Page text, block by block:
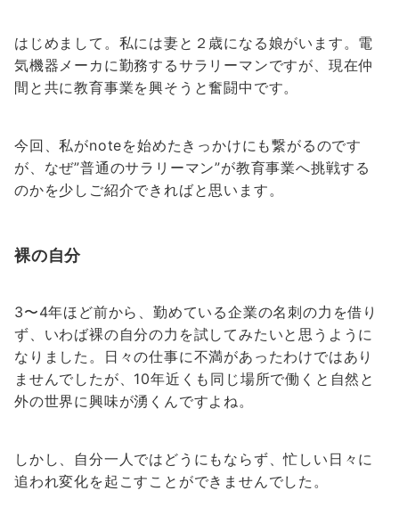
はじめまして。私には妻と２歳になる娘がいます。電
気機器メーカに勤務するサラリーマンですが、現在仲
間と共に教育事業を興そうと奮闘中です。
今回、私がnoteを始めたきっかけにも繋がるのです
が、なぜ”普通のサラリーマン”が教育事業へ挑戦する
のかを少しご紹介できればと思います。
裸の自分
3〜4年ほど前から、勤めている企業の名刺の力を借り
ず、いわば裸の自分の力を試してみたいと思うように
なりました。日々の仕事に不満があったわけではあり
ませんでしたが、10年近くも同じ場所で働くと自然と
外の世界に興味が湧くんですよね。
しかし、自分一人ではどうにもならず、忙しい日々に
追われ変化を起こすことができませんでした。